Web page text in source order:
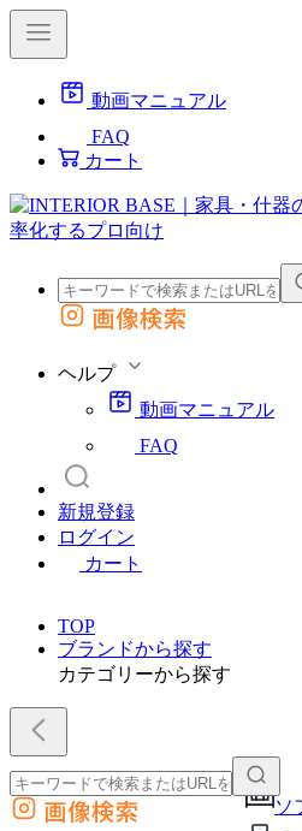
動画マニュアル
FAQ
カート
外部サイトの商品をカートに追加
画像検索
ヘルプ
動画マニュアル
FAQ
新規登録
ログイン
カート
TOP
ブランドから探す
カテゴリーから探す
ソ
外部サイトの商品をカートに追加
画像検索